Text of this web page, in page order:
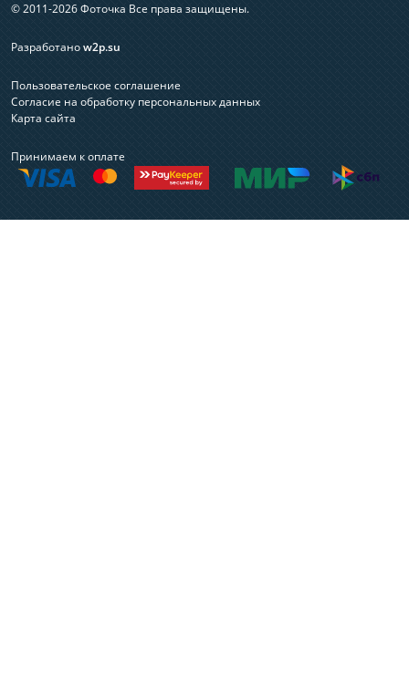
© 2011-2026 Фоточка Все права защищены.
Разработаноw2p.su
Пользовательское соглашение
Согласие на обработку персональных данных
Карта сайта
Принимаем к оплате